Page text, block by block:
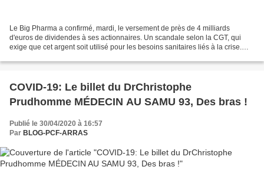
Le Big Pharma a confirmé, mardi, le versement de près de 4 milliards
d'euros de dividendes à ses actionnaires. Un scandale selon la CGT, qui
exige que cet argent soit utilisé pour les besoins sanitaires liés à la crise.
COVID-19: Le billet du DrChristophe
Prudhomme MÉDECIN AU SAMU 93, Des bras !
Publié le 30/04/2020 à 16:57
Par BLOG-PCF-ARRAS